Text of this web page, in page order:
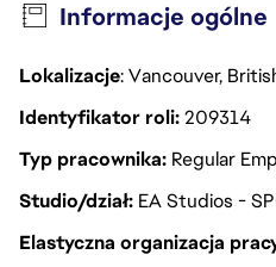
Informacje ogólne
Lokalizacje: Vancouver,
Identyfikator roli209314
Typ pracownika Regular
Studio/dział EA Studios -
Elastyczna organizacja